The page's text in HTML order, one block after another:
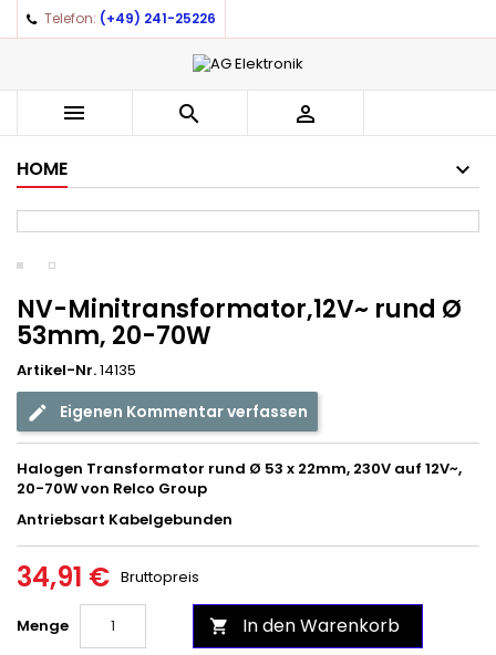
Telefon: (+49) 241-25226
  
HOME
NV-Minitransformator,12V~ rund Ø
53mm, 20-70W
Artikel-Nr.14135
Eigenen Kommentar verfassen
Halogen Transformator rund Ø 53 x 22mm, 230V auf 12V~,
20-70W von Relco Group
Antriebsart ‎Kabelgebunden
34,91 € Bruttopreis
Menge  In den Warenkorb
Auf meine Wunschliste ×
add_circle_outlineCreate new list
((title)) ×
((label))
((cancelText)) ((createText))
Anmelden ×
You need to be logged in to save products in your
wishlist.
((cancelText)) ((loginText))